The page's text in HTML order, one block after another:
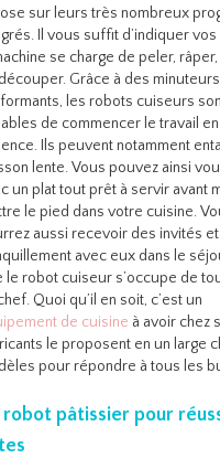
sur leurs très nombreux
Il vous suffit d’indiquer
se charge de peler,
Grâce à des minuteurs
les robots cuiseurs
de commencer le travail
Ils peuvent notamment
lente. Vous pouvez ainsi
un plat tout prêt à servir avant
le pied dans votre cuisine.
aussi recevoir des invités
avec eux dans le
le robot cuiseur s’occupe de
Quoi qu’il en soit, c’est un
de cuisine à avoir chez
le proposent en un large
pour répondre à tous les
robot pâtissier pour